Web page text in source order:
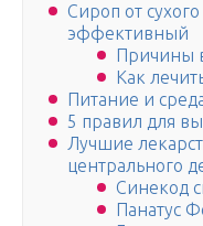
Сироп от
эффективный
Причины
Как
Питание и
5 правил для
Лучшие
центрального
Синекод
Панатус